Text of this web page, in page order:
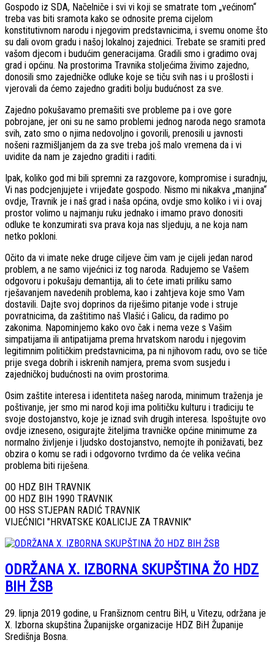
Gospodo iz SDA, Načelniče i svi vi koji se smatrate tom „većinom“
treba vas biti sramota kako se odnosite prema cijelom
konstitutivnom narodu i njegovim predstavnicima, i svemu onome što
su dali ovom gradu i našoj lokalnoj zajednici. Trebate se sramiti pred
vašom djecom i budućim generacijama. Gradili smo i gradimo ovaj
grad i općinu. Na prostorima Travnika stoljećima živimo zajedno,
donosili smo zajedničke odluke koje se tiču svih nas i u prošlosti i
vjerovali da ćemo zajedno graditi bolju budućnost za sve.
Zajedno pokušavamo premašiti sve probleme pa i ove gore
pobrojane, jer oni su ne samo problemi jednog naroda nego sramota
svih, zato smo o njima nedovoljno i govorili, prenosili u javnosti
nošeni razmišljanjem da za sve treba još malo vremena da i vi
uvidite da nam je zajedno graditi i raditi.
Ipak, koliko god mi bili spremni za razgovore, kompromise i suradnju,
Vi nas podcjenjujete i vrijeđate gospodo. Nismo mi nikakva „manjina“
ovdje, Travnik je i naš grad i naša općina, ovdje smo koliko i vi i ovaj
prostor volimo u najmanju ruku jednako i imamo pravo donositi
odluke te konzumirati sva prava koja nas sljeduju, a ne koja nam
netko pokloni.
Očito da vi imate neke druge ciljeve čim vam je cijeli jedan narod
problem, a ne samo vijećnici iz tog naroda. Radujemo se Vašem
odgovoru i pokušaju demantija, ali to ćete imati priliku samo
rješavanjem navedenih problema, kao i zahtjeva koje smo Vam
dostavili. Dajte svoj doprinos da riješimo pitanje vode i struje
povratnicima, da zaštitimo naš Vlašić i Galicu, da radimo po
zakonima. Napominjemo kako ovo čak i nema veze s Vašim
simpatijama ili antipatijama prema hrvatskom narodu i njegovim
legitimnim političkim predstavnicima, pa ni njihovom radu, ovo se tiče
prije svega dobrih i iskrenih namjera, prema svom susjedu i
zajedničkoj budućnosti na ovim prostorima.
Osim zaštite interesa i identiteta našeg naroda, minimum traženja je
poštivanje, jer smo mi narod koji ima političku kulturu i tradiciju te
svoje dostojanstvo, koje je iznad svih drugih interesa. Ispoštujte ovo
ovdje izneseno, osigurajte žiteljima travničke općine minimume za
normalno življenje i ljudsko dostojanstvo, nemojte ih ponižavati, bez
obzira o komu se radi i odgovorno tvrdimo da će velika većina
problema biti riješena.
OO HDZ BIH TRAVNIK
OO HDZ BIH 1990 TRAVNIK
OO HSS STJEPAN RADIĆ TRAVNIK
VIJEĆNICI "HRVATSKE KOALICIJE ZA TRAVNIK"
ODRŽANA X. IZBORNA SKUPŠTINA ŽO HDZ
BIH ŽSB
29. lipnja 2019 godine, u Franšiznom centru BiH, u Vitezu, održana je
X. Izborna skupština Županijske organizacije HDZ BiH Županije
Središnja Bosna.